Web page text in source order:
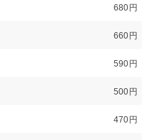
680円
660円
590円
500円
470円